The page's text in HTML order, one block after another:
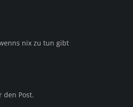
nix zu tun gibt
den Post.